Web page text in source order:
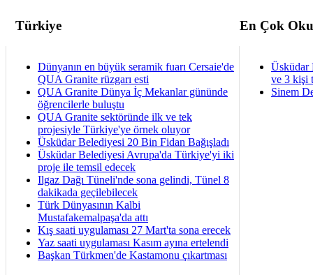
Türkiye En Çok
Dünyanın en büyük seramik fuarı Cersaie'de
QUA Granite rüzgarı esti
QUA Granite Dünya İç Mekanlar gününde
öğrencilerle buluştu
QUA Granite sektöründe ilk ve tek
projesiyle Türkiye'ye örnek oluyor
Üsküdar Belediyesi 20 Bin Fidan Bağışladı
Üsküdar Belediyesi Avrupa'da Türkiye'yi iki
proje ile temsil edecek
Ilgaz Dağı Tüneli'nde sona gelindi, Tünel 8
dakikada geçilebilecek
Türk Dünyasının Kalbi
Mustafakemalpaşa'da attı
Kış saati uygulaması 27 Mart'ta sona erecek
Yaz saati uygulaması Kasım ayına ertelendi
Başkan Türkmen'de Kastamonu çıkartması
Üsküdar
ve 3 kişi
Sinem